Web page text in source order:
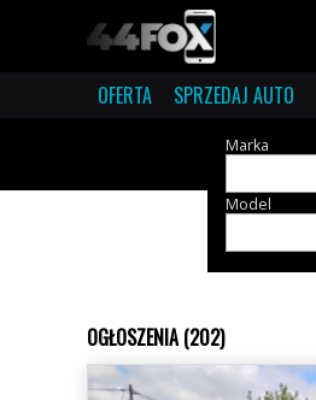
OFERTA SPRZEDAJ AUTO
Marka
Model
OGŁOSZENIA (202)